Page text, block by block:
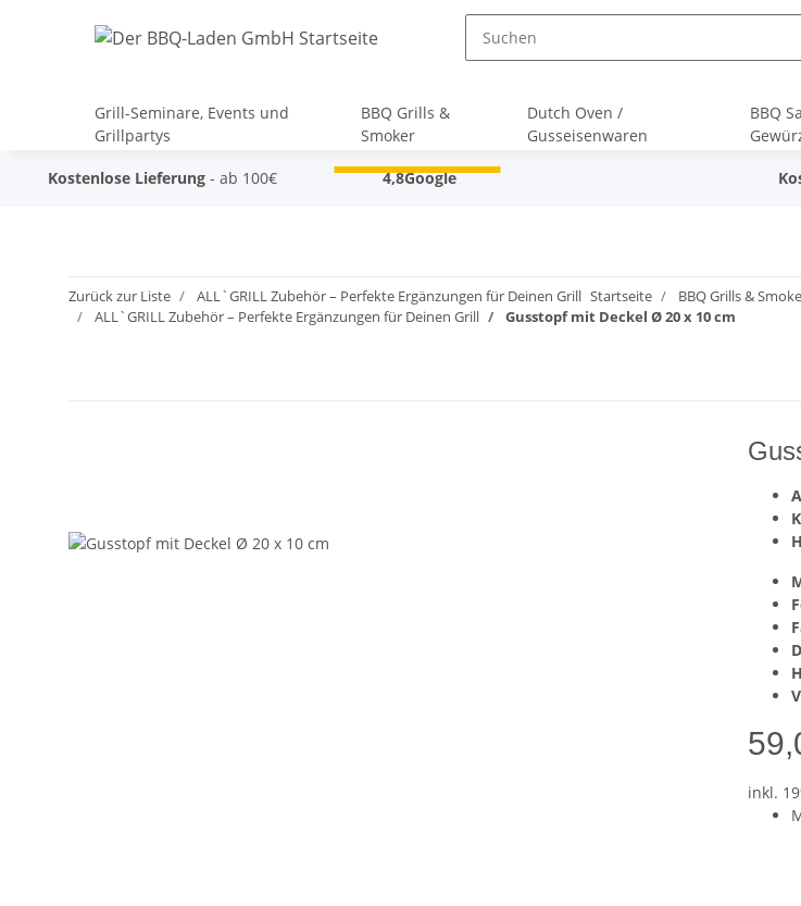
Grill-Seminare, Events und
Grillpartys
BBQ Grills &
Smoker
Dutch Oven /
Gusseisenwaren
BBQ
Kostenlose Lieferung - ab 100€ 4,8Google
Zurück zur Liste ALL`GRILL Zubehör – Perfekte Ergänzungen für Deinen Grill Startseite BBQ Grills &
ALL`GRILL Zubehör – Perfekte Ergänzungen für Deinen Grill
Gusstopf mit Deckel Ø 20 x 10 cm
inkl.